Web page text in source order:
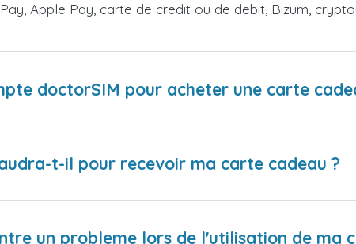
Apple Pay, carte de credit ou de debit, Bizum,
doctorSIM pour acheter une carte
t-il pour recevoir ma carte cadeau ?
un probleme lors de l'utilisation de ma